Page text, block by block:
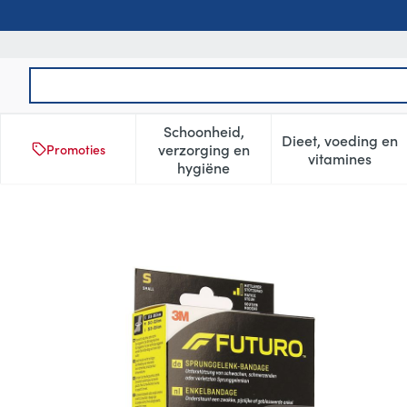
Promoties
Schoonheid,
verzorging en
hygiëne
Toon submenu voor
Dieet, voeding en
vitamines
Toon
Futuro Enkelbandage